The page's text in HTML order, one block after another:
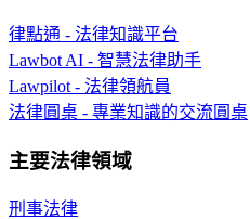
律點通 - 法律知識平台
Lawbot AI - 智慧法律助手
Lawpilot - 法律領航員
法律圓桌 - 專業知識的交流圓桌
主要法律領域
刑事法律